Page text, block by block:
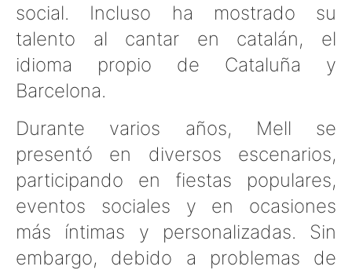
social. Incluso ha mostrado su
talento al cantar en catalán, el
idioma propio de Cataluña y
Barcelona.
Durante varios años, Mell se
presentó en diversos escenarios,
participando en fiestas populares,
eventos sociales y en ocasiones
más íntimas y personalizadas. Sin
embargo, debido a problemas de